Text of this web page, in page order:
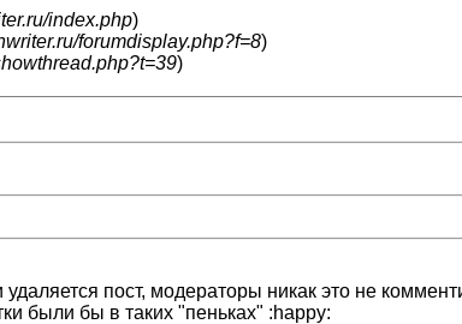
index.php)
forumdisplay.php?f=8)
)
пост, модераторы никак это не
были бы в таких "пеньках" :happy: